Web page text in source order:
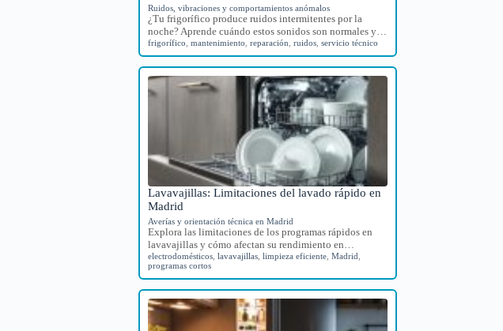
Ruidos, vibraciones y comportamientos anómalos
¿Tu frigorífico produce ruidos intermitentes por la
noche? Aprende cuándo estos sonidos son normales y…
frigorífico ,mantenimiento ,reparación ,ruidos ,servicio técnico
Lavavajillas: Limitaciones del lavado rápido en
Madrid
Averías y orientación técnica en Madrid
Explora las limitaciones de los programas rápidos en
lavavajillas y cómo afectan su rendimiento en…
electrodomésticos ,lavavajillas ,limpieza eficiente ,Madrid
programas cortos